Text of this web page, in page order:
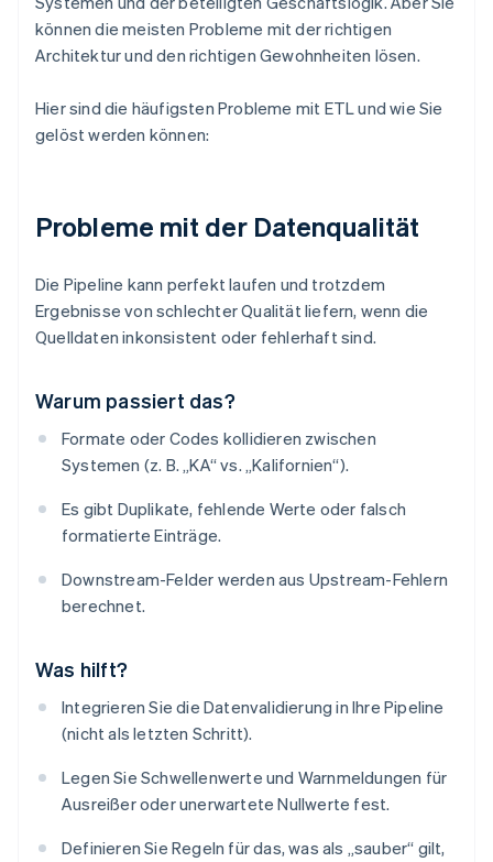
können die meisten Probleme mit der richtigen
Architektur und den richtigen Gewohnheiten lösen.
Hier sind die häufigsten Probleme mit ETL und wie Sie
gelöst werden können:
Probleme mit der Datenqualität
Die Pipeline kann perfekt laufen und trotzdem
Ergebnisse von schlechter Qualität liefern, wenn die
Quelldaten inkonsistent oder fehlerhaft sind.
Warum passiert das?
Formate oder Codes kollidieren zwischen
Systemen (z. B. „KA“ vs. „Kalifornien“).
Es gibt Duplikate, fehlende Werte oder falsch
formatierte Einträge.
Downstream-Felder werden aus Upstream-Fehlern
berechnet.
Was hilft?
Integrieren Sie die Datenvalidierung in Ihre Pipeline
(nicht als letzten Schritt).
Legen Sie Schwellenwerte und Warnmeldungen für
Ausreißer oder unerwartete Nullwerte fest.
Definieren Sie Regeln für das, was als „sauber“ gilt,